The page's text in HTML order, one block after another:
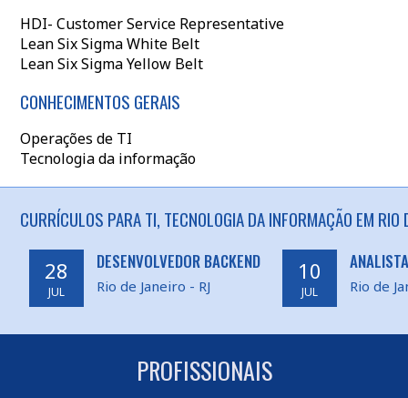
HDI- Customer Service Representative
Lean Six Sigma White Belt
Lean Six Sigma Yellow Belt
CONHECIMENTOS GERAIS
Operações de TI
Tecnologia da informação
CURRÍCULOS PARA TI, TECNOLOGIA DA INFORMAÇÃO EM RIO
28
JUL
DESENVOLVEDOR BACKEND
Rio de Janeiro - RJ
10
JUL Rio de
PROFISSIONAIS